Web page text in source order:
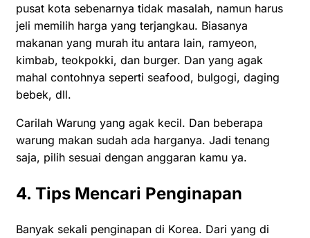
pusat kota sebenarnya tidak masalah, namun harus
jeli memilih harga yang terjangkau. Biasanya
makanan yang murah itu antara lain, ramyeon,
kimbab, teokpokki, dan burger. Dan yang agak
mahal contohnya seperti seafood, bulgogi, daging
bebek, dll.
Carilah Warung yang agak kecil. Dan beberapa
warung makan sudah ada harganya. Jadi tenang
saja, pilih sesuai dengan anggaran kamu ya.
4. Tips Mencari Penginapan
Banyak sekali penginapan di Korea. Dari yang di